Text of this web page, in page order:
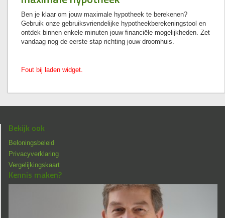
Ben je klaar om jouw maximale hypotheek te berekenen?
Gebruik onze gebruiksvriendelijke hypotheekberekeningstool en
ontdek binnen enkele minuten jouw financiële mogelijkheden. Zet
vandaag nog de eerste stap richting jouw droomhuis.
Fout bij laden widget.
Bekijk ook
Beloningsbeleid
Privacyverklaring
Vergelijkingskaart
Kennis maken?